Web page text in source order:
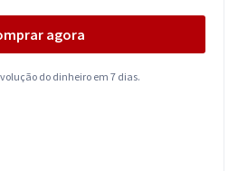
agora
do dinheiro em 7 dias.